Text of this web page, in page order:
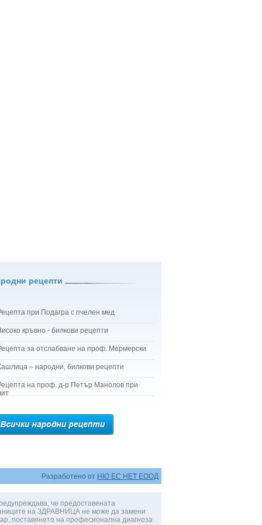
рецепти
при Подагра с пчелен мед
кръвно - билкови рецепти
за отслабване на проф. Мермерски
– народни, билкови рецепти
на проф. д-р Петър Манолов при
Разработено от НЮ ЕС НЕТ ЕООД
че предоставената
на ЗДРАВНИЦА не може да замени
поставянето на професионална диагноза